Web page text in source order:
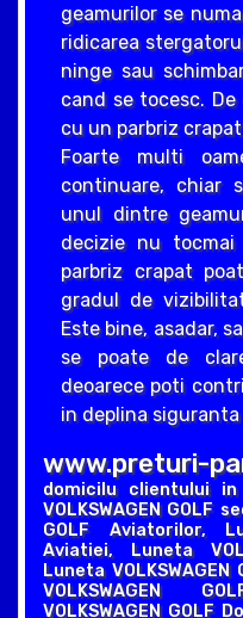
geamurilor se
ridicarea
ninge sau
cand se tocesc.
cu un parbriz
Foarte multi
continuare, chiar
unul dintre
decizie nu tocmai
parbriz crapat
gradul de
Este bine, asadar,
se poate de
deoarece poti
in deplina siguranta
www.preturi-
domicilu clientului
VOLKSWAGEN GOLF
GOLF Aviatorilor,
Aviatiei, Luneta
Luneta
VOLKSWAGEN
VOLKSWAGEN GOLF